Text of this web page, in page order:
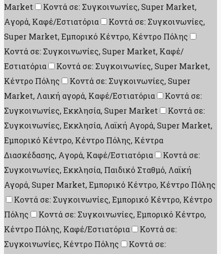
Market
Κοντά σε: Συγκοινωνίες, Super Market,
Aγορά, Καφέ/Εστιατόρια
Κοντά σε: Συγκοινωνίες,
Super Market, Εμπορικό Κέντρο, Κέντρο Πόλης
Κοντά σε: Συγκοινωνίες, Super Market, Καφέ/
Εστιατόρια
Κοντά σε: Συγκοινωνίες, Super Market,
Κέντρο Πόλης
Κοντά σε: Συγκοινωνίες, Super
Market, Λαική αγορά, Καφέ/Εστιατόρια
Κοντά σε:
Συγκοινωνίες, Εκκλησία, Super Market
Κοντά σε:
Συγκοινωνίες, Εκκλησία, Λαϊκή Αγορά, Super Market,
Εμπορικό Κέντρο, Κέντρο Πόλης, Κέντρα
Διασκέδασης, Aγορά, Καφέ/Εστιατόρια
Κοντά σε:
Συγκοινωνίες, Εκκλησία, Παιδικό Σταθμό, Λαϊκή
Αγορά, Super Market, Εμπορικό Κέντρο, Κέντρο Πόλης
Κοντά σε: Συγκοινωνίες, Εμπορικό Κέντρο, Κέντρο
Πόλης
Κοντά σε: Συγκοινωνίες, Εμπορικό Κέντρο,
Κέντρο Πόλης, Καφέ/Εστιατόρια
Κοντά σε:
Συγκοινωνίες, Κέντρο Πόλης
Κοντά σε: